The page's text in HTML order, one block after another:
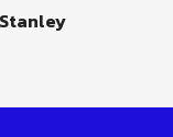
Stanley